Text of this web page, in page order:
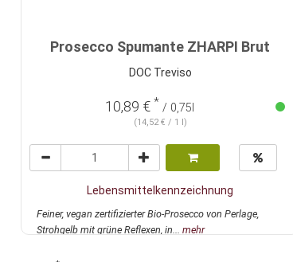
Prosecco Spumante ZHARPI Brut
DOC Treviso
10,89 € * / 0,75l
(14,52 € / 1 l)
Lebensmittelkennzeichnung
Feiner, vegan zertifizierter Bio-Prosecco von Perlage,
Strohgelb mit grüne Reflexen, in... mehr